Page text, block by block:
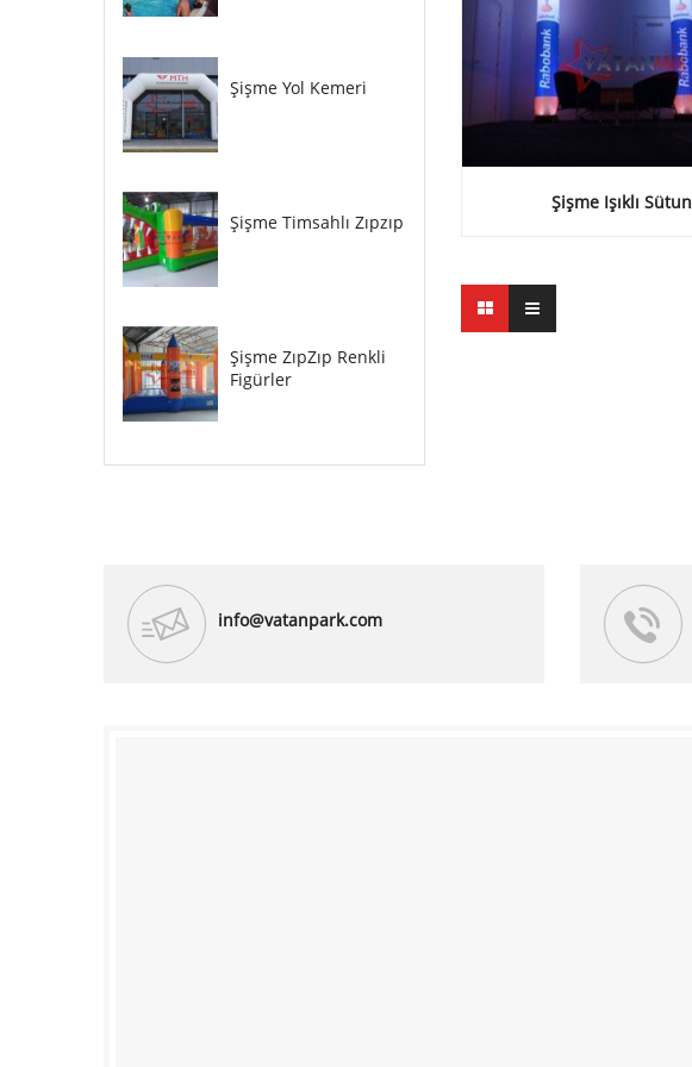
Şişme Yol Kemeri
Şişme Timsahlı Zıpzıp
Şişme ZıpZıp Renkli
Figürler
Şişme Işıklı Sütun
info@vatanpark.com